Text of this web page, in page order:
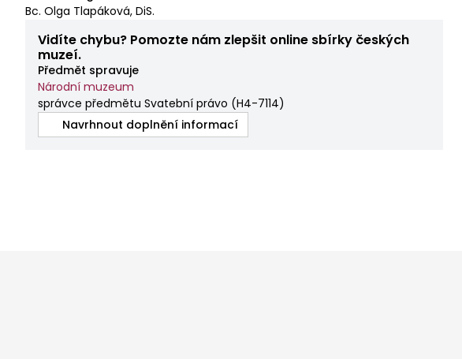
Bc. Olga Tlapáková, DiS.
Vidíte chybu? Pomozte nám zlepšit online sbírky českých
muzeí.
Předmět spravuje
Národní muzeum
správce předmětu Svatební právo (H4-7114)
Navrhnout doplnění informací